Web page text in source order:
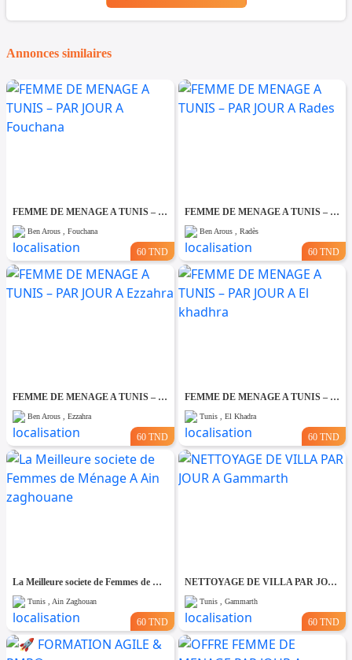
Annonces similaires
FEMME DE MENAGE A TUNIS – PAR JOUR A Fouchana
Ben Arous , Fouchana
60 TND
FEMME DE MENAGE A TUNIS – PAR JOUR A Rades
Ben Arous , Radès
60 TND
FEMME DE MENAGE A TUNIS – PAR JOUR A Ezzahra
Ben Arous , Ezzahra
60 TND
FEMME DE MENAGE A TUNIS – PAR JOUR A El khadhra
Tunis , El Khadra
60 TND
La Meilleure societe de Femmes de Ménage A Ain zaghouane
Tunis , Ain Zaghouan
60 TND
NETTOYAGE DE VILLA PAR JOUR A Gammarth
Tunis , Gammarth
60 TND